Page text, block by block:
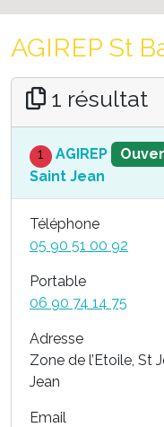
AGIREP St
1 résultat
1 AGIREP
Saint Jean
Téléphone
05 90 51 00 92
Portable
06 90 74 14 75
Adresse
Zone de l’Etoile, St
Jean
Email